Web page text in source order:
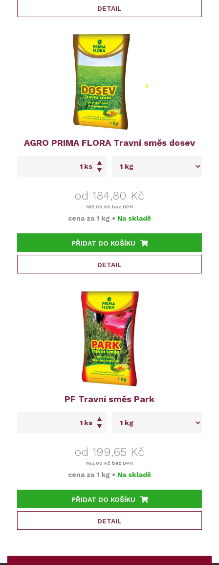
DETAIL
AGRO PRIMA FLORA Travní směs dosev
ks
od 184,80 Kč
165,00 Kč bez DPH
cena za 1 kg • Na skladě
PŘIDAT DO KOŠÍKU
DETAIL
PF Travní směs Park
ks
od 199,65 Kč
165,00 Kč bez DPH
cena za 1 kg • Na skladě
PŘIDAT DO KOŠÍKU
DETAIL